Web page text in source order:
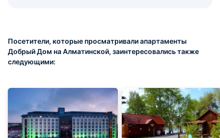
Посетители, которые просматривали апартаменты
Добрый Дом на Алматинской, заинтересовались также
следующими: